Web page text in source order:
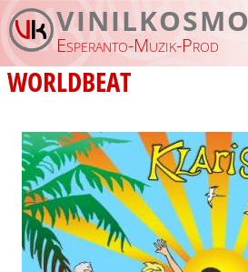
Aller au contenu principal
VINILKOSMO
Esperanto-Muzik-Prod
WORLDBEAT